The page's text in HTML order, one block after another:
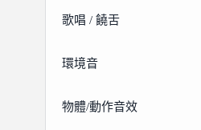
歌唱 / 饒舌
環境音
物體/動作音效